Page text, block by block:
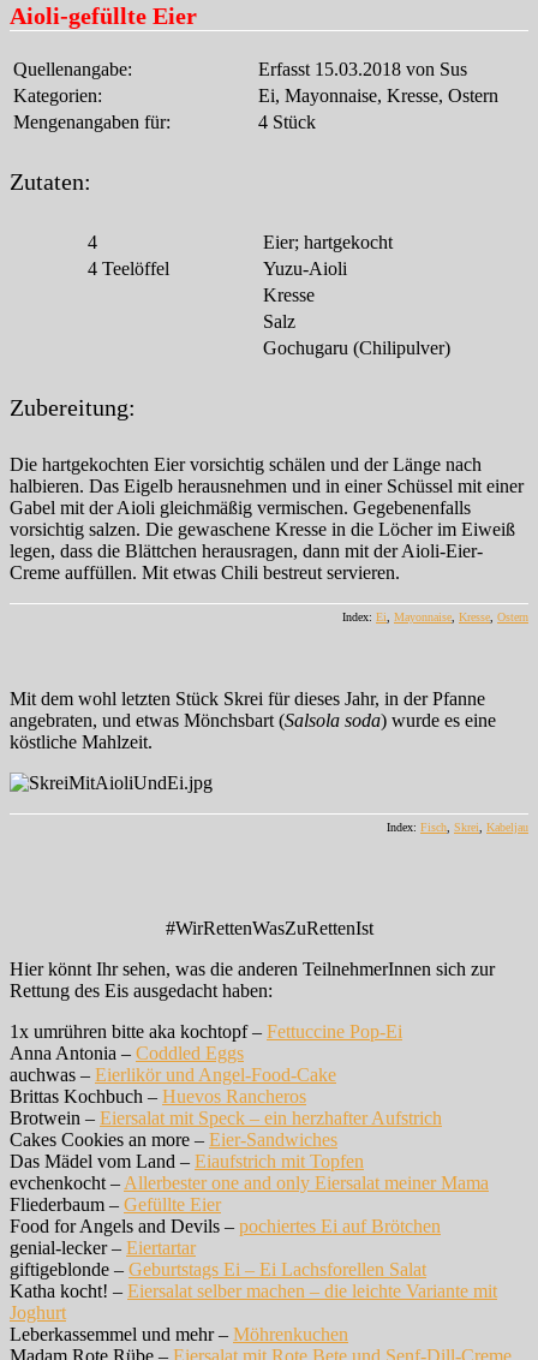
Aioli-gefüllte Eier
Quellenangabe:
Erfasst 15.03.2018 von Sus
Kategorien:
Ei, Mayonnaise, Kresse, Ostern
Mengenangaben für:
4 Stück
Zutaten:
4
Eier; hartgekocht
4 Teelöffel
Yuzu-Aioli
Kresse
Salz
Gochugaru (Chilipulver)
Zubereitung:
Die hartgekochten Eier vorsichtig schälen und der Länge nach
halbieren. Das Eigelb herausnehmen und in einer Schüssel mit einer
Gabel mit der Aioli gleichmäßig vermischen. Gegebenenfalls
vorsichtig salzen. Die gewaschene Kresse in die Löcher im Eiweiß
legen, dass die Blättchen herausragen, dann mit der Aioli-Eier-
Creme auffüllen. Mit etwas Chili bestreut servieren.
Index: Ei Mayonnaise Kresse Ostern
Mit dem wohl letzten Stück Skrei für dieses Jahr, in der Pfanne
angebraten, und etwas Mönchsbart (Salsola soda) wurde es eine
köstliche Mahlzeit.
Index: Fisch Skrei Kabeljau
#WirRettenWasZuRettenIst
Hier könnt Ihr sehen, was die anderen TeilnehmerInnen sich zur
Rettung des Eis ausgedacht haben:
1x umrühren bitte aka kochtopf – Fettuccine Pop-Ei
Anna Antonia – Coddled Eggs
auchwas – Eierlikör und Angel-Food-Cake
Brittas Kochbuch – Huevos Rancheros
Brotwein – Eiersalat mit Speck – ein herzhafter Aufstrich
Cakes Cookies an more – Eier-Sandwiches
Das Mädel vom Land – Eiaufstrich mit Topfen
evchenkocht – Allerbester one and only Eiersalat meiner Mama
Fliederbaum – Gefüllte Eier
Food for Angels and Devils – pochiertes Ei auf Brötchen
genial-lecker – Eiertartar
giftigeblonde – Geburtstags Ei – Ei Lachsforellen Salat
Katha kocht! – Eiersalat selber machen – die leichte Variante mit
Joghurt
Leberkassemmel und mehr – Möhrenkuchen
Madam Rote Rübe – Eiersalat mit Rote Bete und Senf-Dill-Creme